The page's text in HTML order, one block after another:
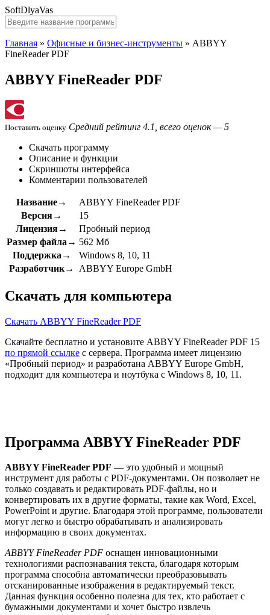
SoftDlyaVas
Главная » Офисные и бизнес-инструменты » ABBYY
FineReader PDF
ABBYY FineReader PDF
Поставить оценку Средний рейтинг 4.1, всего оценок — 5
Скачать программу
Описание и функции
Скриншоты интерфейса
Комментарии пользователей
Название→
ABBYY FineReader PDF
Версия→
15
Лицензия→
Пробный период
Размер файла→ 562 Мб
Поддержка→
Windows 8, 10, 11
Разработчик→
ABBYY Europe GmbH
Скачать для компьютера
Скачать ABBYY FineReader PDF
Скачайте бесплатно и установите ABBYY FineReader PDF 15
по прямой ссылке с сервера. Программа имеет лицензию
«Пробный период» и разработана ABBYY Europe GmbH,
подходит для компьютера и ноутбука с Windows 8, 10, 11.
Программа ABBYY FineReader PDF
ABBYY FineReader PDF — это удобный и мощный
инструмент для работы с PDF-документами. Он позволяет не
только создавать и редактировать PDF-файлы, но и
конвертировать их в другие форматы, такие как Word, Excel,
PowerPoint и другие. Благодаря этой программе, пользователи
могут легко и быстро обрабатывать и анализировать
информацию в своих документах.
ABBYY FineReader PDF оснащен инновационными
технологиями распознавания текста, благодаря которым
программа способна автоматически преобразовывать
отсканированные изображения в редактируемый текст.
Данная функция особенно полезна для тех, кто работает с
бумажными документами и хочет быстро извлечь